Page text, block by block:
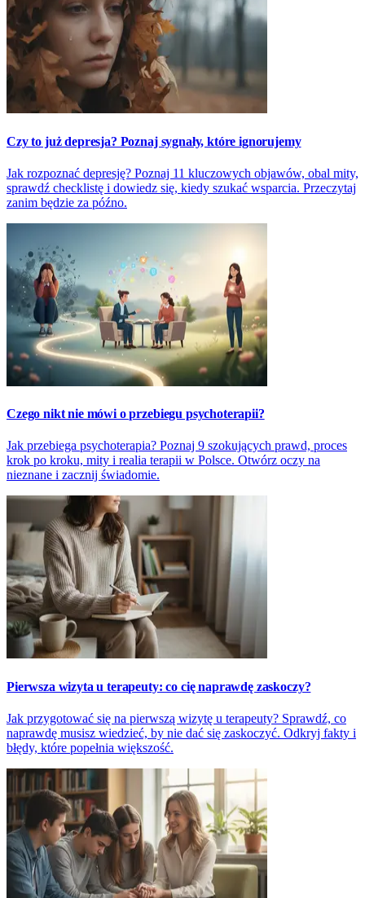
Czy to już depresja? Poznaj sygnały, które ignorujemy
Jak rozpoznać depresję? Poznaj 11 kluczowych objawów, obal mity,
sprawdź checklistę i dowiedz się, kiedy szukać wsparcia. Przeczytaj
zanim będzie za późno.
Czego nikt nie mówi o przebiegu psychoterapii?
Jak przebiega psychoterapia? Poznaj 9 szokujących prawd, proces
krok po kroku, mity i realia terapii w Polsce. Otwórz oczy na
nieznane i zacznij świadomie.
Pierwsza wizyta u terapeuty: co cię naprawdę zaskoczy?
Jak przygotować się na pierwszą wizytę u terapeuty? Sprawdź, co
naprawdę musisz wiedzieć, by nie dać się zaskoczyć. Odkryj fakty i
błędy, które popełnia większość.